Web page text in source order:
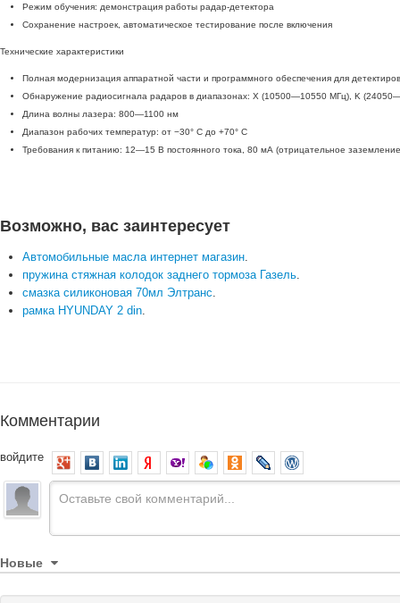
Режим обучения: демонстрация работы радар-детектора
Сохранение настроек, автоматическое тестирование после включения
Технические характеристики
Полная модернизация аппаратной части и программного обеспечения для
Обнаружение радиосигнала радаров в диапазонах: X (10500—10550 МГц), K
Длина волны лазера: 800—1100 нм
Диапазон рабочих температур: от −30° С до +70° C
Требования к питанию: 12—15 В постоянного тока, 80 мА (отрицательное
Возможно, вас заинтересует
Автомобильные масла интернет магазин.
пружина стяжная колодок заднего тормоза Газель.
смазка силиконовая 70мл Элтранс.
рамка HYUNDAY 2 din.
Комментарии
войдите
Новые